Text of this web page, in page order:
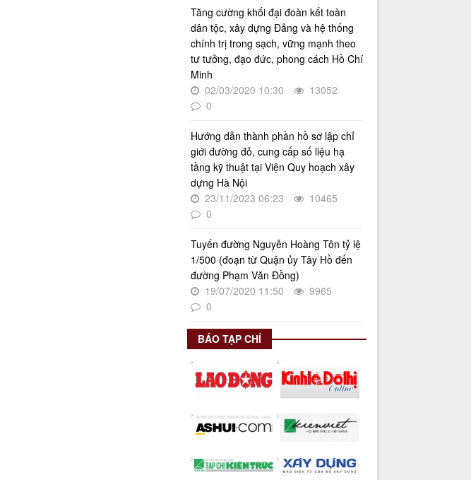
Quyết định số 4386/QĐ-UBND v/v
Ban hành Kế hoạch thông tin,
tuyên truyền về cải cách hành
chính nhà nước thành phố Hà Nội
năm 2025
Thời gian đăng: 25/08/2025
lượt xem: 567 | lượt tải:266
Kế hoạch Triển khai Phong trào
"Bình dân học vụ số"
Thời gian đăng: 02/06/2025
lượt xem: 622 | lượt tải:268
Số 27/UBND-ĐT
34/2024/NQ-HĐND ngày
19/11/2024 của Hội đồng nhân dân
Thành phố.
Thời gian đăng: 08/01/2025
lượt xem: 947 | lượt tải:404
Tăng cường khối đại đoàn kết toàn
dân tộc, xây dựng Đảng và hệ thống
chính trị trong sạch, vững mạnh theo
tư tưởng, đạo đức, phong cách Hồ Chí
Minh
02/03/2020 10:30
13052
0
Hướng dẫn thành phần hồ sơ lập chỉ
giới đường đỏ, cung cấp số liệu hạ
tầng kỹ thuật tại Viện Quy hoạch xây
dựng Hà Nội
23/11/2023 06:23
10465
0
Tuyến đường Nguyễn Hoàng Tôn tỷ lệ
1/500 (đoạn từ Quận ủy Tây Hồ đến
đường Phạm Văn Đồng)
19/07/2020 11:50
9965
0
BÁO TẠP CHÍ